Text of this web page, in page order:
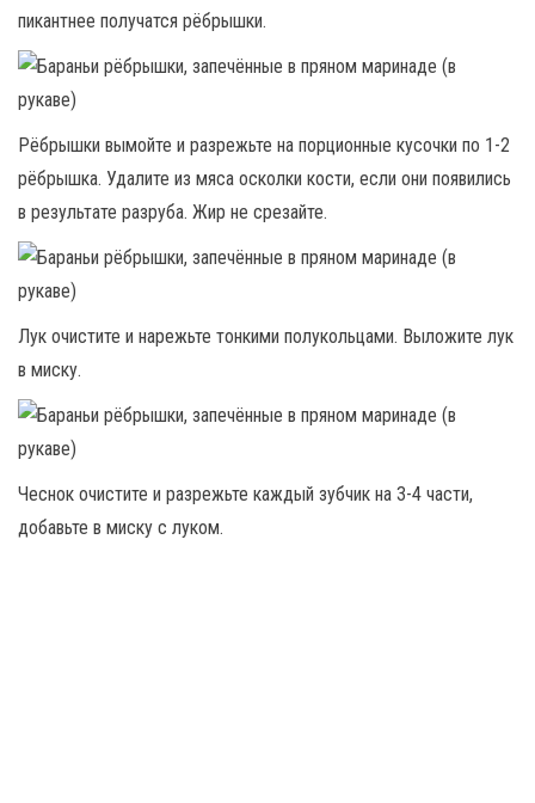
пикантнее получатся рёбрышки.
Рёбрышки вымойте и разрежьте на порционные кусочки по 1-2
рёбрышка. Удалите из мяса осколки кости, если они появились
в результате разруба. Жир не срезайте.
Лук очистите и нарежьте тонкими полукольцами. Выложите лук
в миску.
Чеснок очистите и разрежьте каждый зубчик на 3-4 части,
добавьте в миску с луком.